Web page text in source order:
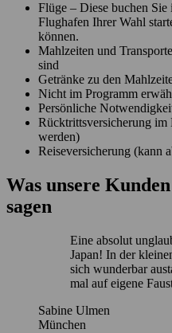
Flüge – Diese buchen
Flughafen Ihrer Wahl
können.
Mahlzeiten und
sind
Getränke zu den
Nicht im Programm
Persönliche
Rücktrittsversicherung im
werden)
Reiseversicherung (kann
Was unsere
sagen
Eine absolut
Japan! In der
sich wunderbar
mal auf eigene
Sabine Ulmen
München